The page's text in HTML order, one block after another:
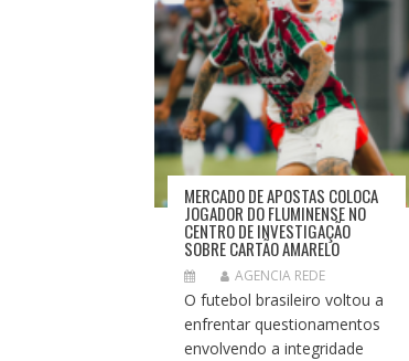
E
P
O
S
T
MERCADO DE APOSTAS COLOCA
JOGADOR DO FLUMINENSE NO
CENTRO DE INVESTIGAÇÃO
SOBRE CARTÃO AMARELO
AGENCIA REDE
O futebol brasileiro voltou a
enfrentar questionamentos
envolvendo a integridade